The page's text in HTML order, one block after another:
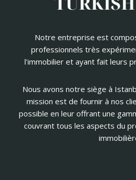
Notre entreprise est
professionnels très
l'immobilier et ayant fait leurs
Nous avons notre siège à
mission est de fournir à nos
possible en leur offrant une
couvrant tous les aspects du